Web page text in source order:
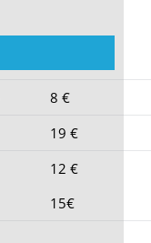
8 €
19 €
12 €
15€